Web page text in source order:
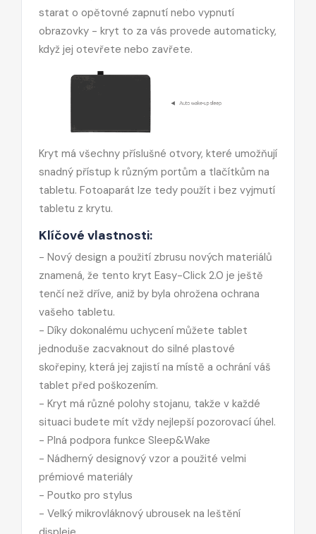
starat o opětovné zapnutí nebo vypnutí
obrazovky - kryt to za vás provede automaticky,
když jej otevřete nebo zavřete.
Kryt má všechny příslušné otvory, které umožňují
snadný přístup k různým portům a tlačítkům na
tabletu. Fotoaparát lze tedy použít i bez vyjmutí
tabletu z krytu.
Klíčové vlastnosti:
- Nový design a použití zbrusu nových materiálů
znamená, že tento kryt Easy-Click 2.0 je ještě
tenčí než dříve, aniž by byla ohrožena ochrana
vašeho tabletu.
- Díky dokonalému uchycení můžete tablet
jednoduše zacvaknout do silné plastové
skořepiny, která jej zajistí na místě a ochrání váš
tablet před poškozením.
- Kryt má různé polohy stojanu, takže v každé
situaci budete mít vždy nejlepší pozorovací úhel.
- Plná podpora funkce Sleep&Wake
- Nádherný designový vzor a použité velmi
prémiové materiály
- Poutko pro stylus
- Velký mikrovláknový ubrousek na leštění